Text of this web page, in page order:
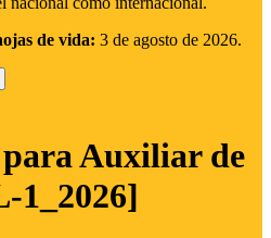
de vida: 3 de agosto de 2026.
Auxiliar de